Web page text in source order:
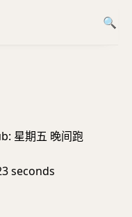
星期五 晚间跑
seconds